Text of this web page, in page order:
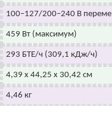
100–127/200–240 В
459 Вт (максимум)
293 БТЕ/ч (309,1 кДж/ч)
4,39 x 44,25 x 30,42 см
4,46 кг